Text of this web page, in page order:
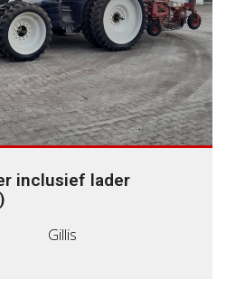
inclusief lader
Gillis